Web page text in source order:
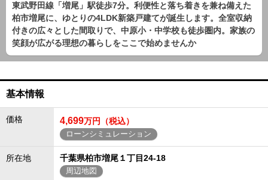
東武野田線「増尾」駅徒歩7分。利便性と落ち着きを兼ね備えた
柏市増尾に、ゆとりの4LDK新築戸建てが誕生します。全室収納
付きの広々とした間取りで、中原小・中学校も徒歩圏内。家族の
笑顔が広がる理想の暮らしをここで始めませんか
基本情報
価格 4,699万円（税込）
ローンシミュレーション
所在地 千葉県柏市増尾１丁目24-18
周辺地図